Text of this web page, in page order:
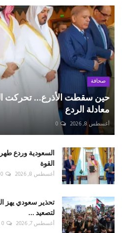
صحافة
حين سقطت الأذرع... تحركت
معادلة الردع
أغسطس 8, 2026 0
السعودية وردع
القوة
أغسطس 8, 2026 0
تحذير سعودي يهز
لتصعيد ...
أغسطس 7, 2026 0